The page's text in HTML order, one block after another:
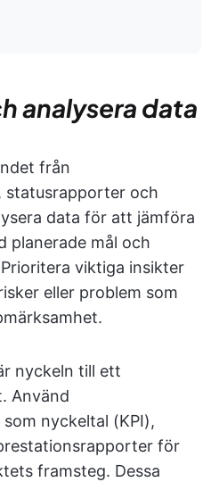
analysera data
från
statusrapporter och
data för att jämföra
planerade mål och
viktiga insikter
eller problem som
nyckeln till ett
Använd
som nyckeltal (KPI),
för
framsteg. Dessa